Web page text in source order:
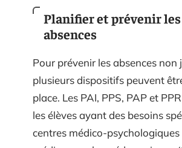
Planifier et prévenir les
absences
Pour prévenir les absences non
plusieurs dispositifs peuvent
place. Les PAI, PPS, PAP et
les élèves ayant des besoins
centres médico-psychologiques